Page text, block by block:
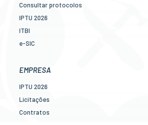
Consultar protocolos
IPTU 2026
ITBI
e-SIC
Legislação
EMPRESA
IPTU 2026
Licitações
Contratos